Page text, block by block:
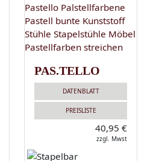
PAS.TELLO
DATENBLATT
PREISLISTE
40,95 €
zzgl. Mwst